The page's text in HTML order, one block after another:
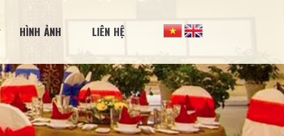
HÌNH ẢNH LIÊN HỆ